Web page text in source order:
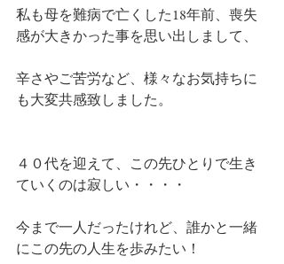
私も母を難病で亡くした18年前、喪失
感が大きかった事を思い出しまして、
辛さやご苦労など、様々なお気持ちに
も大変共感致しました。
４０代を迎えて、この先ひとりで生き
ていくのは寂しい・・・・
今まで一人だったけれど、誰かと一緒
にこの先の人生を歩みたい！